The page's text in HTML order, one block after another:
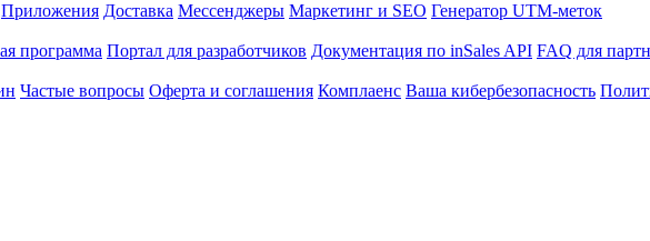
Приложения Доставка Мессенджеры Маркетинг и SEO Генератор UTM-меток
программа Портал для разработчиков Документация по inSales API FAQ для
Частые вопросы Оферта и соглашения Комплаенс Ваша кибербезопасность